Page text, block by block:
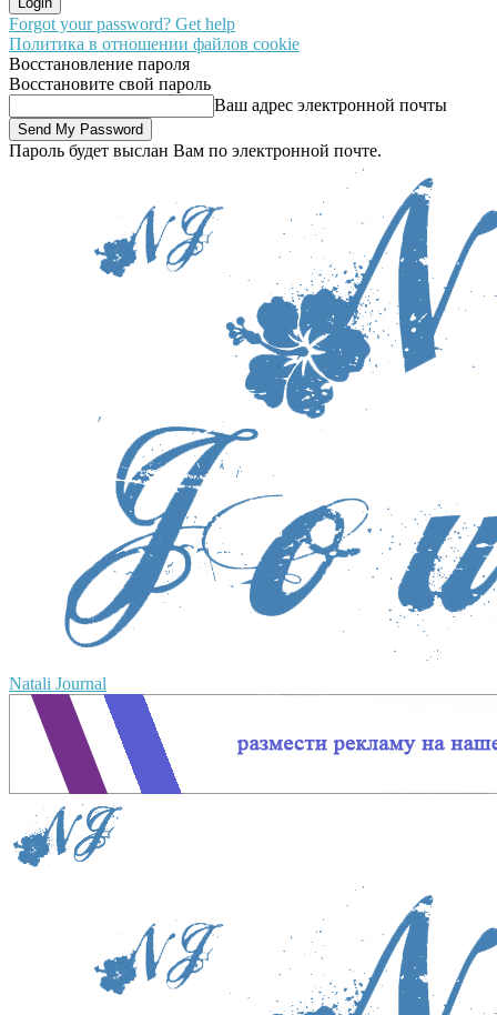
Forgot your password? Get help
Политика в отношении файлов cookie
Восстановление пароля
Восстановите свой пароль
Ваш адрес электронной почты
Пароль будет выслан Вам по электронной почте.
Natali Journal